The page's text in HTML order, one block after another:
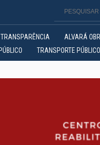
TRANSPARÊNCIA ALVARÁ
TRANSPORTE PÚBLICO